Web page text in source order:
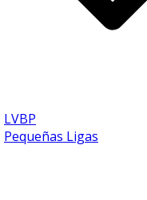
LVBP
Pequeñas Ligas